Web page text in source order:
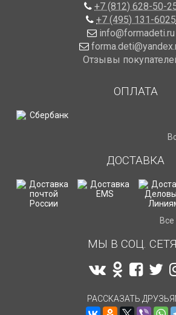
+7 (812) 628-50-
+7 (495) 131-6025
info@formadeti.ru
Отзывы
ОПЛАТА
ДОСТАВКА
МЫ В СОЦ.
РАССКАЗАТЬ